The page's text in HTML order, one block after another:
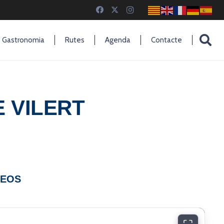
Gastronomia Rutes Agenda Contacte
VILERT